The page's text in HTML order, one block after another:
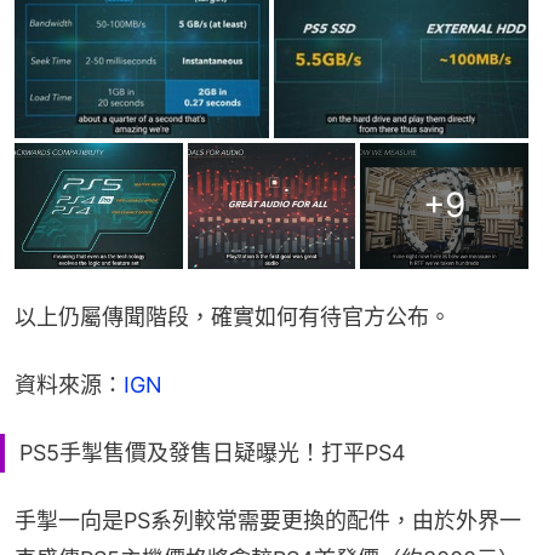
+9
以上仍屬傳聞階段，確實如何有待官方公布。
資料來源： IGN
PS5手掣售價及發售日疑曝光！打平PS4
手掣一向是PS系列較常需要更換的配件，由於外界一